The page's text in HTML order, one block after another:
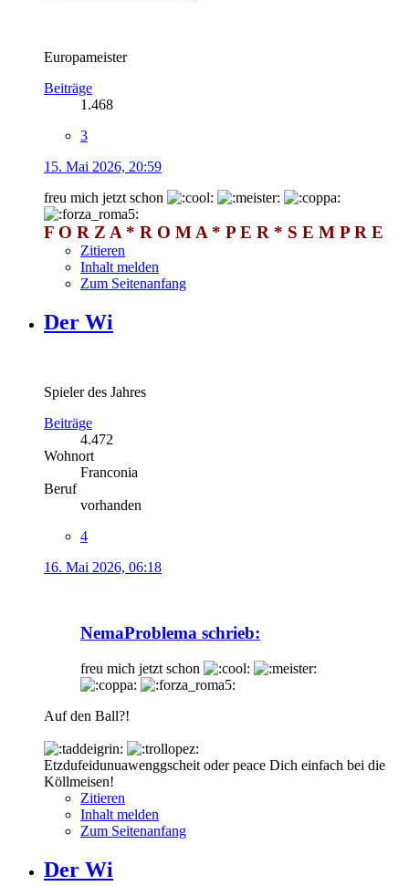
Europameister
Beiträge
1.468
3
15. Mai 2026, 20:59
freu mich jetzt schon
F O R Z A * R O M A * P E R * S E M P R E
Zitieren
Inhalt melden
Zum Seitenanfang
Der Wi
Spieler des Jahres
Beiträge
4.472
Wohnort
Franconia
Beruf
vorhanden
4
16. Mai 2026, 06:18
NemaProblema schrieb:
freu mich jetzt schon
Auf den Ball?!
Etzdufeidunuawenggscheit oder peace Dich einfach bei die
Köllmeisen!
Zitieren
Inhalt melden
Zum Seitenanfang
Der Wi